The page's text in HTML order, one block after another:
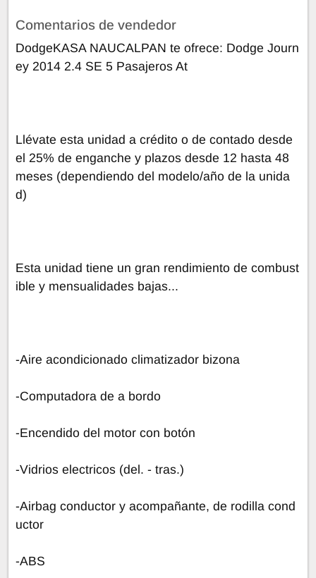
Comentarios de vendedor
DodgeKASA NAUCALPAN te ofrece: Dodge Journ
ey 2014 2.4 SE 5 Pasajeros At
Llévate esta unidad a crédito o de contado desde
el 25% de enganche y plazos desde 12 hasta 48
meses (dependiendo del modelo/año de la unida
d)
Esta unidad tiene un gran rendimiento de combust
ible y mensualidades bajas...
-Aire acondicionado climatizador bizona
-Computadora de a bordo
-Encendido del motor con botón
-Vidrios electricos (del. - tras.)
-Airbag conductor y acompañante, de rodilla cond
uctor
-ABS